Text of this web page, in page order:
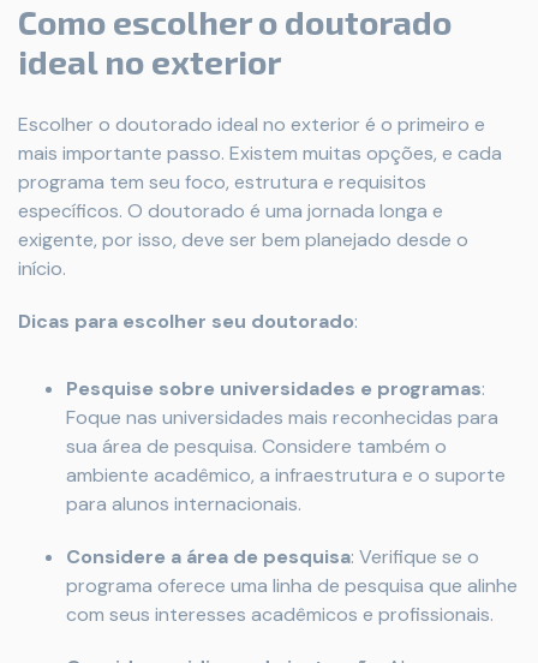
Como escolher o doutorado
ideal no exterior
Escolher o doutorado ideal no exterior é o primeiro e
mais importante passo. Existem muitas opções, e cada
programa tem seu foco, estrutura e requisitos
específicos. O doutorado é uma jornada longa e
exigente, por isso, deve ser bem planejado desde o
início.
Dicas para escolher seu doutorado:
Pesquise sobre universidades e programas:
Foque nas universidades mais reconhecidas para
sua área de pesquisa. Considere também o
ambiente acadêmico, a infraestrutura e o suporte
para alunos internacionais.
Considere a área de pesquisa: Verifique se o
programa oferece uma linha de pesquisa que alinhe
com seus interesses acadêmicos e profissionais.